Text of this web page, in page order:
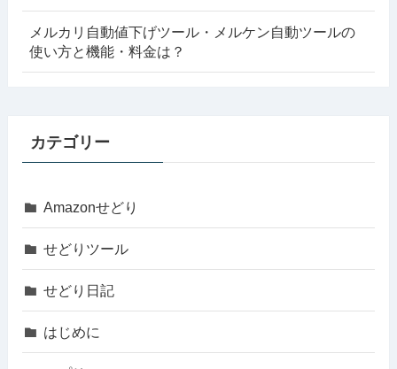
メルカリ自動値下げツール・メルケン自動ツールの
使い方と機能・料金は？
カテゴリー
Amazonせどり
せどりツール
せどり日記
はじめに